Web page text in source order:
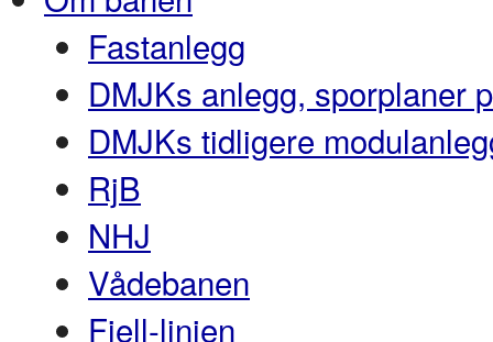
Fastanlegg
DMJKs anlegg, sporplaner
DMJKs tidligere
RjB
NHJ
Vådebanen
Fjell-linjen